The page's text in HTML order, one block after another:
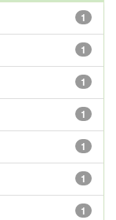
1
1
1
1
1
1
1